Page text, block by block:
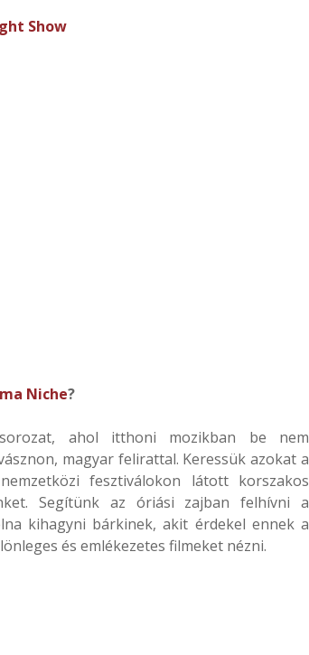
Show
Niche?
ahol itthoni mozikban be nem
magyar felirattal. Keressük azokat a
fesztiválokon látott korszakos
Segítünk az óriási zajban felhívni a
kihagyni bárkinek, akit érdekel ennek a
és emlékezetes filmeket nézni.